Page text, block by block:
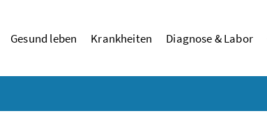
Gesund leben Krankheiten Diagnose & Labor